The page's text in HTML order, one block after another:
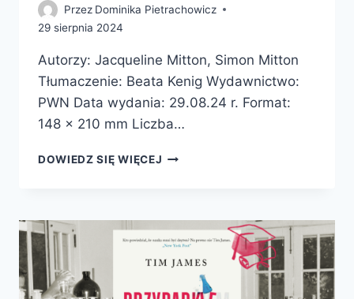
Przez Dominika Pietrachowicz
29 sierpnia 2024
Autorzy: Jacqueline Mitton, Simon Mitton
Tłumaczenie: Beata Kenig Wydawnictwo:
PWN Data wydania: 29.08.24 r. Format:
148 x 210 mm Liczba…
DOWIEDZ SIĘ WIĘCEJ VERA
PREMIERA